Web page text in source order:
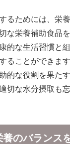
るためには、栄
な栄養補助食品
的な生活習慣と
ることができま
的な役割を果た
切な水分摂取も
のバランス